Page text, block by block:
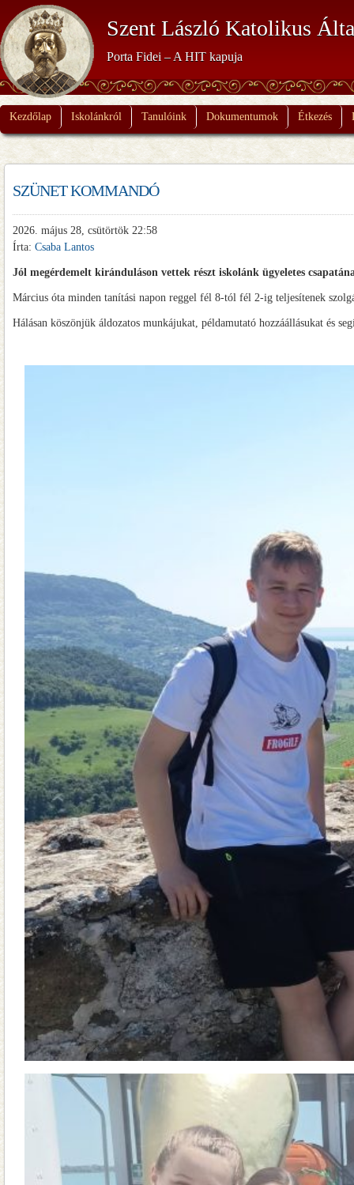
Szent László Katolikus
Porta Fidei – A HIT kapuja
Kezdőlap Iskolánkról Tanulóink Dokumentumok Étkezés
SZÜNET KOMMANDÓ
2026. május 28, csütörtök 22:58
Írta: Csaba Lantos
Jól megérdemelt kiránduláson vettek részt iskolánk ügyeletes
Március óta minden tanítási napon reggel fél 8-tól fél 2-ig teljesítenek
Hálásan köszönjük áldozatos munkájukat, példamutató hozzáállásukat és